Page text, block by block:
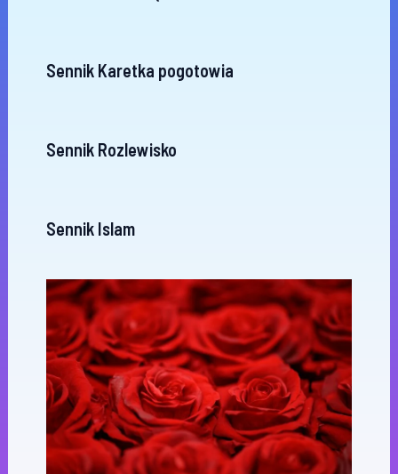
Sennik Karetka pogotowia
Sennik Rozlewisko
Sennik Islam